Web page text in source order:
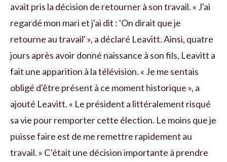
avait pris la décision de retourner à son travail. « J'ai
regardé mon mari et j'ai dit : 'On dirait que je
retourne au travail' », a déclaré Leavitt. Ainsi, quatre
jours après avoir donné naissance à son fils, Leavitt a
fait une apparition à la télévision. « Je me sentais
obligé d'être présent à ce moment historique », a
ajouté Leavitt. « Le président a littéralement risqué
sa vie pour remporter cette élection. Le moins que je
puisse faire est de me remettre rapidement au
travail. » C’était une décision importante à prendre